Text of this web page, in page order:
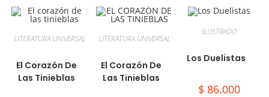
LITERATURA UNIVERSAL
El Corazón De
Las Tinieblas
LITERATURA UNIVERSAL
El Corazón De
Las Tinieblas
ILUSTRADO
Los Duelistas
$ 86.000